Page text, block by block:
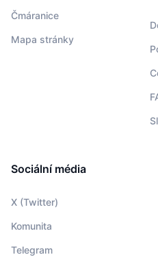
Čmáranice
Mapa stránky
Sociální média
X (Twitter)
Komunita
Telegram